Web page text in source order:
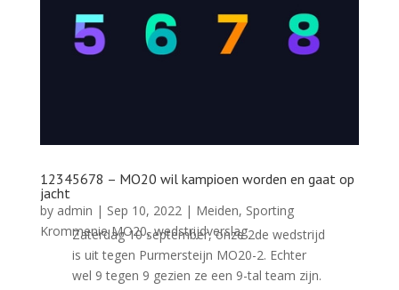
12345678 – MO20 wil kampioen worden en gaat op
jacht
by admin | Sep 10, 2022| Meiden, Sporting
Krommenie MO20,wedstrijdverslag
Zaterdag 10 september, onze 2de wedstrijd
is uit tegen Purmersteijn MO20-2. Echter
wel 9 tegen 9 gezien ze een 9-tal team zijn.